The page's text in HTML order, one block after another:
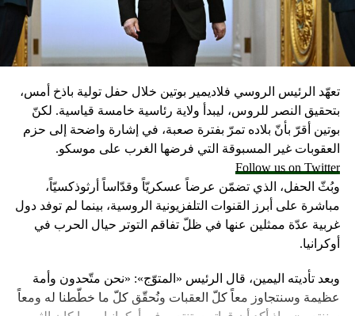
تعهّد الرئيس الروسي فلاديمير بوتين خلال حفل تولية باذخ أمس،
بتحقيق النصر للروس، ليبدأ ولاية رئاسية خامسة قياسية. لكنّ
بوتين أقرّ بأنّ بلاده تمرّ بفترة صعبة، في إشارة واضحة إلى حزم
العقوبات غير المسبوقة التي فرضها الغرب على موسكو.
Follow us on Twitter
وبُثّ الحفل، الذي تضمّن عرضاً عسكريّاً وقدّاساً أرثوذكسيّاً،
مباشرة على أبرز القنوات التلفزيونية الروسية، بينما لم توفد دول
غربية عدّة ممثلين عنها في ظلّ تفاقم التوتر حيال الحرب في
أوكرانيا.
وبعد تأديته اليمين، قال الرئيس «المتوّج»: «نحن متّحدون وأمة
عظيمة وسنتجاوز معاً كلّ العقبات ونُحقّق كلّ ما خطّطنا له ومعاً